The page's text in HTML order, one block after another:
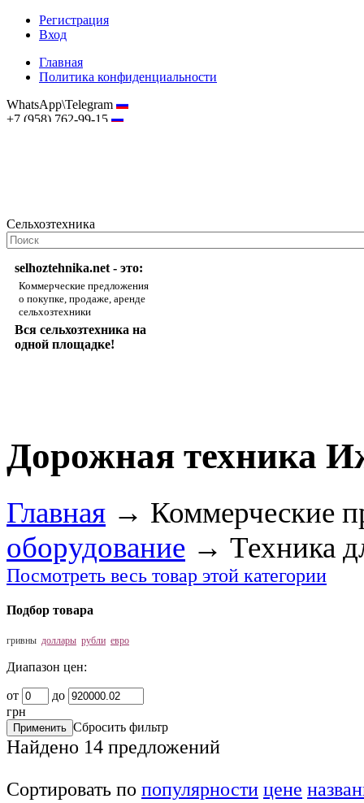
Регистрация
Вход
Главная
Политика конфиденциальности
WhatsApp\Telegram
+7 (958) 762-99-15
Сельхозтехника
selhoztehnika.net - это:
Коммерческие предложения
о покупке, продаже, аренде
сельхозтехники
Вся сельхозтехника на
одной площадке!
Дорожная техника
Главная → Коммерческие
оборудование → Техника
Посмотреть весь товар этой категории
Подбор товара
гривны доллары рубли евро
Диапазон цен:
от
до
грн
Сбросить фильтр
Найдено 14 предложений
Сортировать по популярности цене